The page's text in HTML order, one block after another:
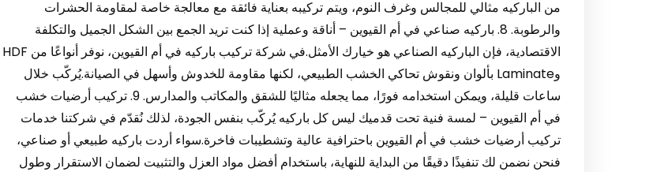
من الباركيه مثالي للمجالس وغرف النوم، ويتم تركيبه بعناية فائقة مع معالجة خاصة لمقاومة الحشرات
والرطوبة. 8. باركيه صناعي في أم القيوين – أناقة وعملية إذا كنت تريد الجمع بين الشكل الجميل والتكلفة
الاقتصادية، فإن الباركيه الصناعي هو خيارك الأمثل.في شركة تركيب باركيه في أم القيوين، نوفر أنواعًا من HDF
وLaminate بألوان ونقوش تحاكي الخشب الطبيعي، لكنها مقاومة للخدوش وأسهل في الصيانة.يُركّب خلال
ساعات قليلة، ويمكن استخدامه فورًا، مما يجعله مثاليًا للشقق والمكاتب والمدارس. 9. تركيب أرضيات خشب
في أم القيوين – لمسة فنية تحت قدميك ليس كل باركيه يُركّب بنفس الجودة، لذلك نُقدّم في شركتنا خدمات
تركيب أرضيات خشب في أم القيوين باحترافية عالية وتشطيبات فاخرة.سواء أردت باركيه طبيعي أو صناعي،
فنحن نضمن لك تنفيذًا دقيقًا من البداية للنهاية، باستخدام أفضل مواد العزل والتثبيت لضمان الاستقرار وطول